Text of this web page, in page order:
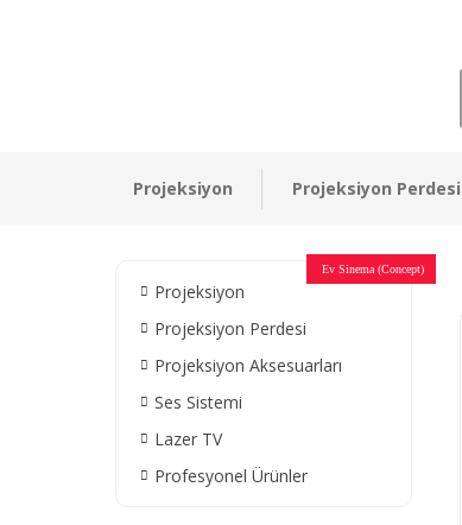
Projeksiyon Projeksiyon Perdesi
Projeksiyon
Projeksiyon Perdesi
Projeksiyon Aksesuarları
Ses Sistemi
Lazer TV
Profesyonel Ürünler
Ev Sinema
Ev Sinema
Ev Sinema
Müzeler
Ev Sinema
Restaurant - Cafe
Devlet Kurumları
Ev Sinema
Otel Sinema Salonları
Ev Sinema (Concept)